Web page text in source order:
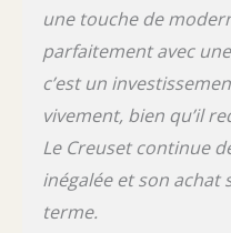
une touche de
parfaitement avec
c’est un
vivement, bien qu’il
Le Creuset continue
inégalée et son achat
terme.